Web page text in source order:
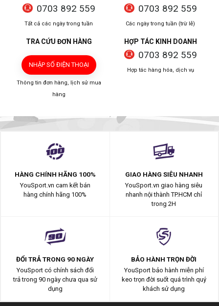
0703 892 559
Tất cả các ngày trong tuần
0703 892 559
Các ngày trong tuần (trừ lễ)
TRA CỨU ĐƠN HÀNG
NHẬP SỐ ĐIỆN THOẠI
Thông tin đơn hàng, lịch sử mua
hàng
HỢP TÁC KINH DOANH
0703 892 559
Hợp tác hàng hóa, dịch vụ
HÀNG CHÍNH HÃNG 100%
YouSport.vn cam kết bán
hàng chính hãng 100%
GIAO HÀNG SIÊU NHANH
YouSport.vn giao hàng siêu
nhanh nội thành TP.HCM chỉ
trong 2H
ĐỔI TRẢ TRONG 90 NGÀY
YouSport có chính sách đổi
trả trong 90 ngày chưa qua sử
dụng
BẢO HÀNH TRỌN ĐỜI
YouSport bảo hành miễn phí
keo trọn đời suốt quá trình quý
khách sử dụng